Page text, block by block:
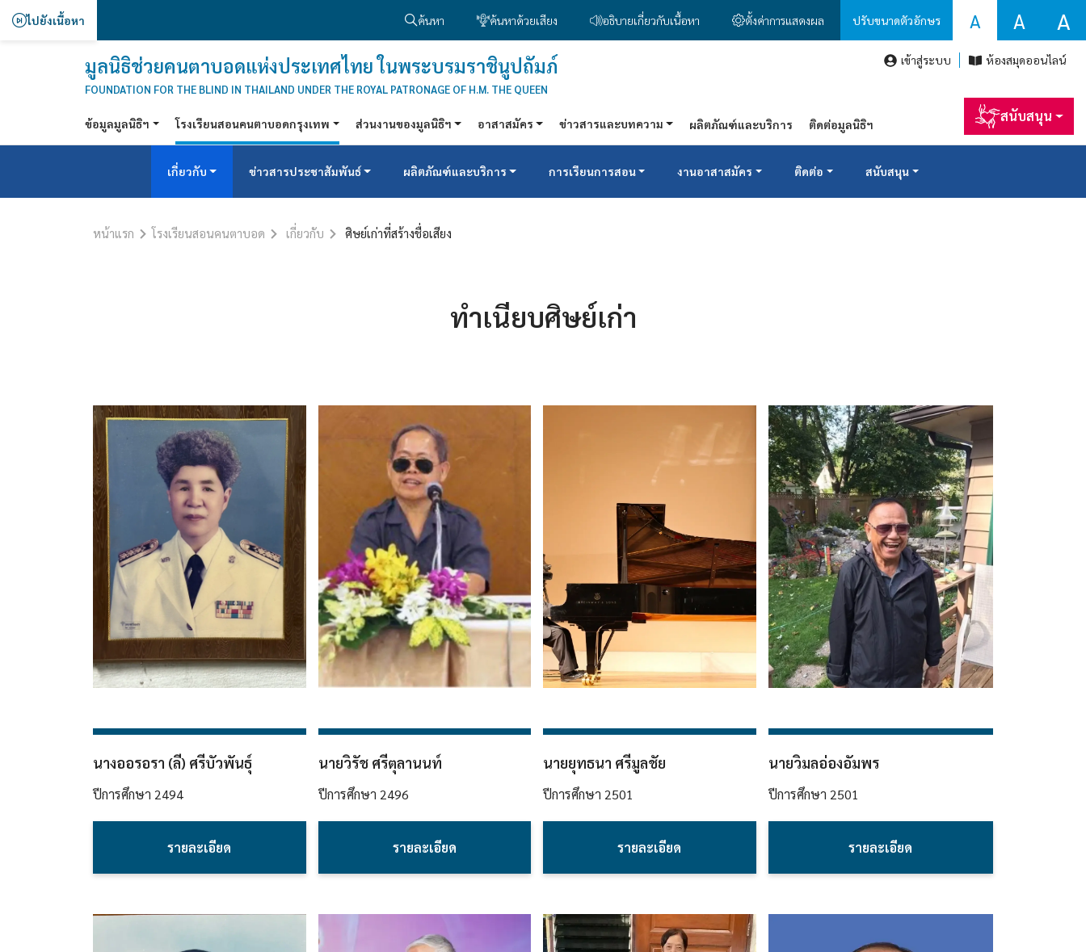
ไปยังเนื้อหา ค้นหา ค้นหาด้วยเสียง อธิบายเกี่ยวกับเนื้อหา ตั้งค่าการแสดงผล ปรับขนาดตัวอักษร A A A
มูลนิธิช่วยคนตาบอดแห่งประเทศไทย ในพระบรมราชินูปถัมภ์
FOUNDATION FOR THE BLIND IN THAILAND UNDER THE ROYAL PATRONAGE OF H.M. THE QUEEN
ข้อมูลมูลนิธิฯ โรงเรียนสอนคนตาบอดกรุงเทพ ส่วนงานของมูลนิธิฯ อาสาสมัคร ข่าวสารและบทความ ผลิตภัณฑ์และบริการ ติดต่อมูลนิธิฯ
เข้าสู่ระบบ ห้องสมุดออนไลน์
สนับสนุน
เกี่ยวกับ ข่าวสารประชาสัมพันธ์ ผลิตภัณฑ์และบริการ การเรียนการสอน งานอาสาสมัคร ติดต่อ สนับสนุน
หน้าแรก โรงเรียนสอนคนตาบอด เกี่ยวกับ ศิษย์เก่าที่สร้างชื่อเสียง
ทำเนียบศิษย์เก่า
นางออรอรา (ลี) ศรีบัวพันธุ์
ปีการศึกษา 2494
รายละเอียด
นายวิรัช ศรีตุลานนท์
ปีการศึกษา 2496
รายละเอียด
นายยุทธนา ศรีมูลชัย
ปีการศึกษา 2501
รายละเอียด
นายวิมลอ่องอัมพร
ปีการศึกษา 2501
รายละเอียด